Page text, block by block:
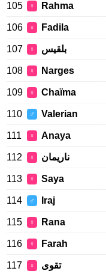
105 ♀ Rahma
106 ♀ Fadila
107 ♀ بلقيس
108 ♀ Narges
109 ♀ Chaïma
110 ♂ Valerian
111 ♀ Anaya
112 ♀ ناريمان
113 ♀ Saya
114 ♂ Iraj
115 ♀ Rana
116 ♀ Farah
117 ♀ تقوى